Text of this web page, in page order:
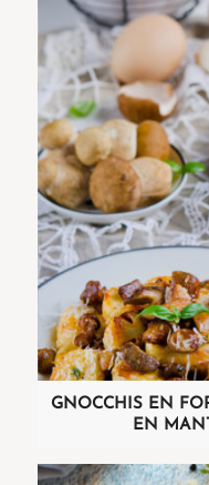
GNOCCHIS EN
EN